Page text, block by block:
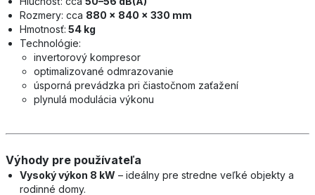
Rozmery: cca 880 × 840 × 330 mm
Hmotnosť: 54 kg
Technológie:
invertorový kompresor
optimalizované odmrazovanie
úsporná prevádzka pri čiastočnom zaťažení
plynulá modulácia výkonu
Výhody pre používateľa
Vysoký výkon 8 kW – ideálny pre stredne veľké objekty a
rodinné domy.